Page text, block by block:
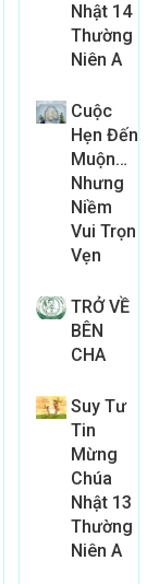
Nhật 14
Thường
Niên A
Cuộc
Hẹn Đến
Muộn…
Nhưng
Niềm
Vui Trọn
Vẹn
TRỞ VỀ
BÊN
CHA
Suy Tư
Tin
Mừng
Chúa
Nhật 13
Thường
Niên A